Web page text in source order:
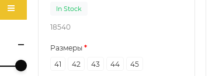
In Stock
18540
Размеры
41
42 43 44 45